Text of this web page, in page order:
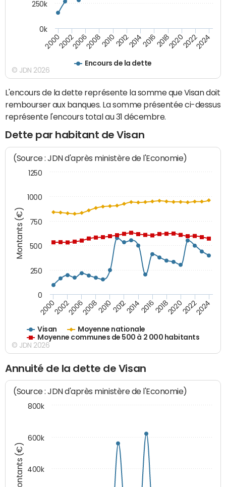
Encours de la dette
200020022006200820102012201420162018202020222024
0k
250k
© JDN 2026
L'encours de la dette représente la somme que Visan doit
rembourser aux banques. La somme présentée ci-dessus
représente l'encours total au 31 décembre.
Dette par habitant de Visan
Montants (€)
(Source : JDN d'après ministère de l'Economie)
Visan
Moyenne nationale
Moyenne communes de 500 à 2 000 habitants
200020022006200820102012201420162018202020222024
0
250
500
750
1000
1250
© JDN 2026
Annuité de la dette de Visan
Montants (€)
(Source : JDN d'après ministère de l'Economie)
400k
600k
800k